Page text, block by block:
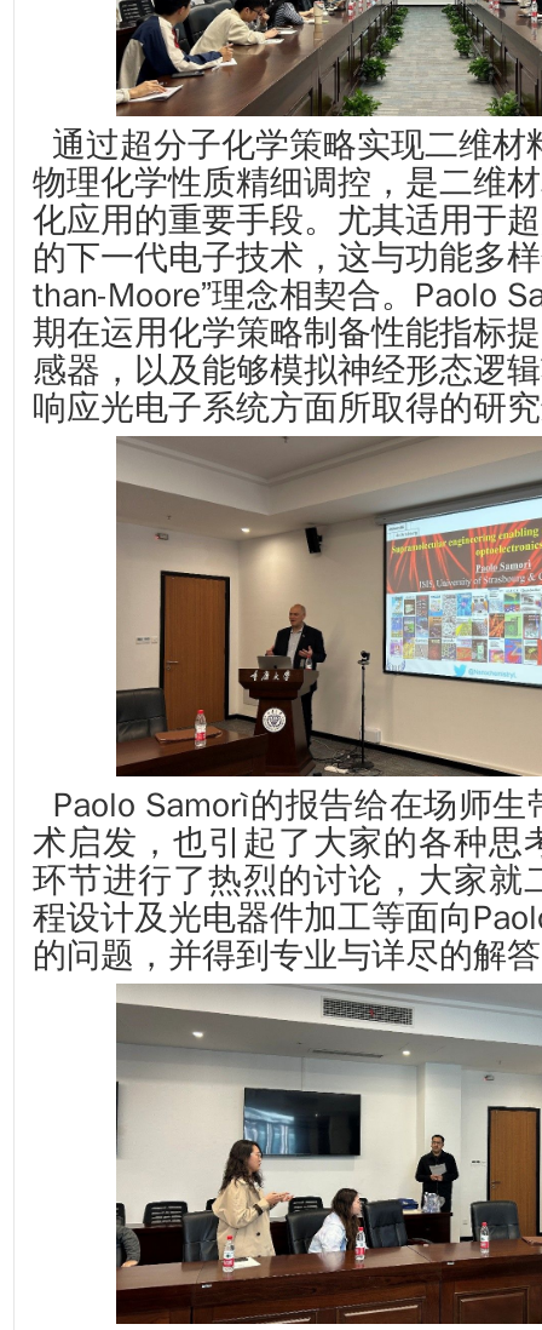
通过超分子化学策略实现二维材
物理化学性质精细调控，是二维
化应用的重要手段。尤其适用于
的下一代电子技术，这与功能多
than-Moore”理念相契合。Paolo
期在运用化学策略制备性能指标
感器，以及能够模拟神经形态逻
响应光电子系统方面所取得的研
Paolo Samorì的报告给在场师
术启发，也引起了大家的各种思
环节进行了热烈的讨论，大家就
程设计及光电器件加工等面向
的问题，并得到专业与详尽的解